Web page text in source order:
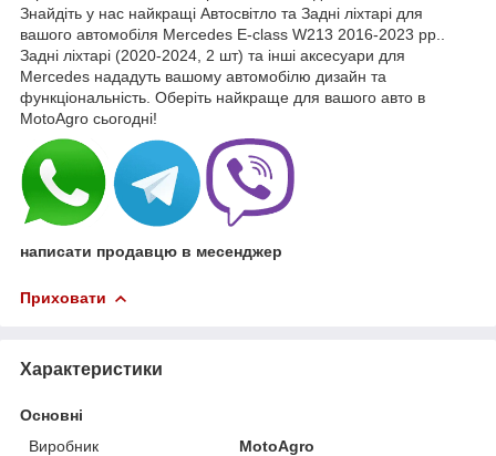
Знайдіть у нас найкращі Автосвітло та Задні ліхтарі для
вашого автомобіля Mercedes E-сlass W213 2016-2023 рр..
Задні ліхтарі (2020-2024, 2 шт) та інші аксесуари для
Mercedes нададуть вашому автомобілю дизайн та
функціональність. Оберіть найкраще для вашого авто в
MotoAgro сьогодні!
написати продавцю в месенджер
Приховати
Характеристики
Основні
Виробник
MotoAgro